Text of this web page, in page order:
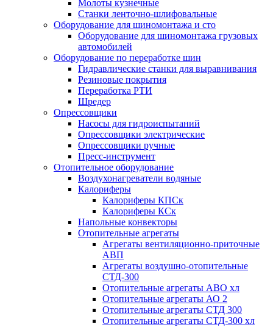
Молоты кузнечные
Станки ленточно-шлифовальные
Оборудование для шиномонтажа и сто
Оборудование для шиномонтажа грузовых
автомобилей
Оборудование по переработке шин
Гидравлические станки для выравнивания
Резиновые покрытия
Переработка РТИ
Шредер
Опрессовщики
Насосы для гидроиспытаний
Опрессовщики электрические
Опрессовщики ручные
Пресс-инструмент
Отопительное оборудование
Воздухонагреватели водяные
Калориферы
Калориферы КПСк
Калориферы КСк
Напольные конвекторы
Отопительные агрегаты
Агрегаты вентиляционно-приточные
АВП
Агрегаты воздушно-отопительные
СТД-300
Отопительные агрегаты АВО хл
Отопительные агрегаты АО 2
Отопительные агрегаты СТД 300
Отопительные агрегаты СТД-300 хл